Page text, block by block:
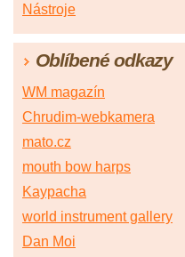
Nástroje
Oblíbené odkazy
WM magazín
Chrudim-webkamera
mato.cz
mouth bow harps
Kaypacha
world instrument gallery
Dan Moi